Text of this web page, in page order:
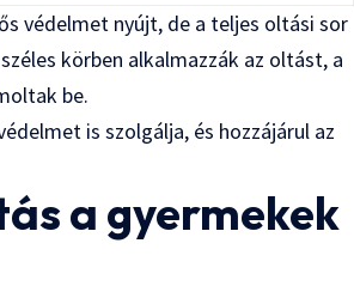
védelmet nyújt, de a teljes oltási sor
körben alkalmazzák az oltást, a
be.
is szolgálja, és hozzájárul az
a gyermekek